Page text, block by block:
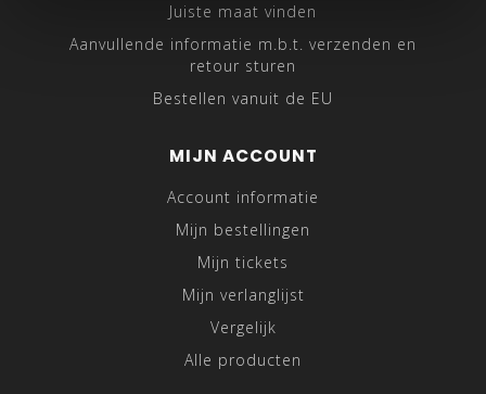
Juiste maat vinden
Aanvullende informatie m.b.t. verzenden en
retour sturen
Bestellen vanuit de EU
MIJN ACCOUNT
Account informatie
Mijn bestellingen
Mijn tickets
Mijn verlanglijst
Vergelijk
Alle producten